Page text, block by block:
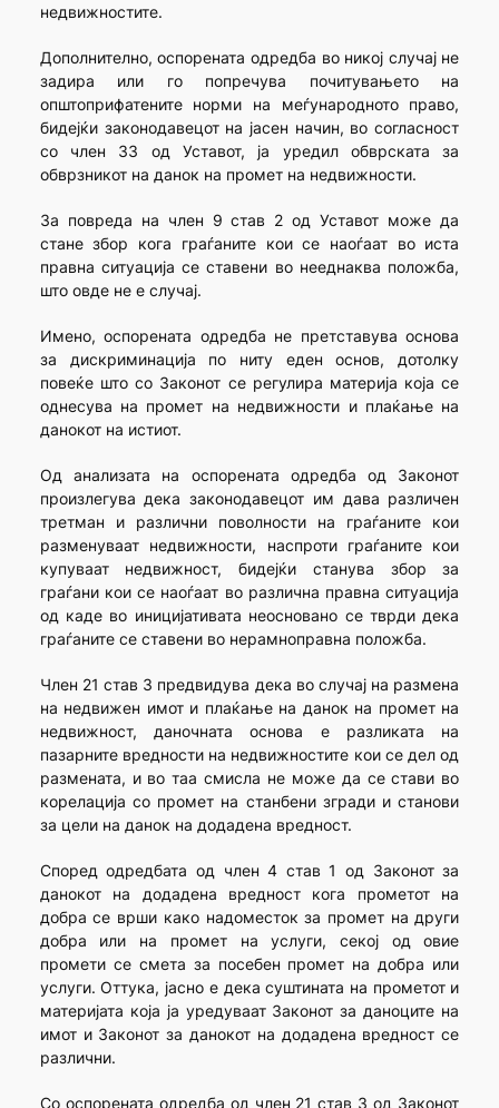
недвижностите.
Дополнително, оспорената одредба во никој случај не
задира или го попречува почитувањето на
општоприфатените норми на меѓународното право,
бидејќи законодавецот на јасен начин, во согласност
со член 33 од Уставот, ја уредил обврската за
обврзникот на данок на промет на недвижности.
За повреда на член 9 став 2 од Уставот може да
стане збор кога граѓаните кои се наоѓаат во иста
правна ситуација се ставени во нееднаква положба,
што овде не е случај.
Имено, оспорената одредба не претставува основа
за дискриминација по ниту еден основ, дотолку
повеќе што со Законот се регулира материја која се
однесува на промет на недвижности и плаќање на
данокот на истиот.
Од анализата на оспорената одредба од Законот
произлегува дека законодавецот им дава различен
третман и различни поволности на граѓаните кои
разменуваат недвижности, наспроти граѓаните кои
купуваат недвижност, бидејќи станува збор за
граѓани кои се наоѓаат во различна правна ситуација
од каде во иницијативата неосновано се тврди дека
граѓаните се ставени во нерамноправна положба.
Член 21 став 3 предвидува дека во случај на размена
на недвижен имот и плаќање на данок на промет на
недвижност, даночната основа е разликата на
пазарните вредности на недвижностите кои се дел од
размената, и во таа смисла не може да се стави во
корелација со промет на станбени згради и станови
за цели на данок на додадена вредност.
Според одредбата од член 4 став 1 од Законот за
данокот на додадена вредност кога прометот на
добра се врши како надоместок за промет на други
добра или на промет на услуги, секој од овие
промети се смета за посебен промет на добра или
услуги. Оттука, јасно е дека суштината на прометот и
материјата која ја уредуваат Законот за даноците на
имот и Законот за данокот на додадена вредност се
различни.
Со оспорената одредба од член 21 став 3 од Законот